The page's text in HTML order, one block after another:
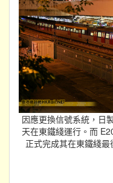
因應更換信號系統，日
天在東鐵綫運行。而
正式完成其在東鐵綫